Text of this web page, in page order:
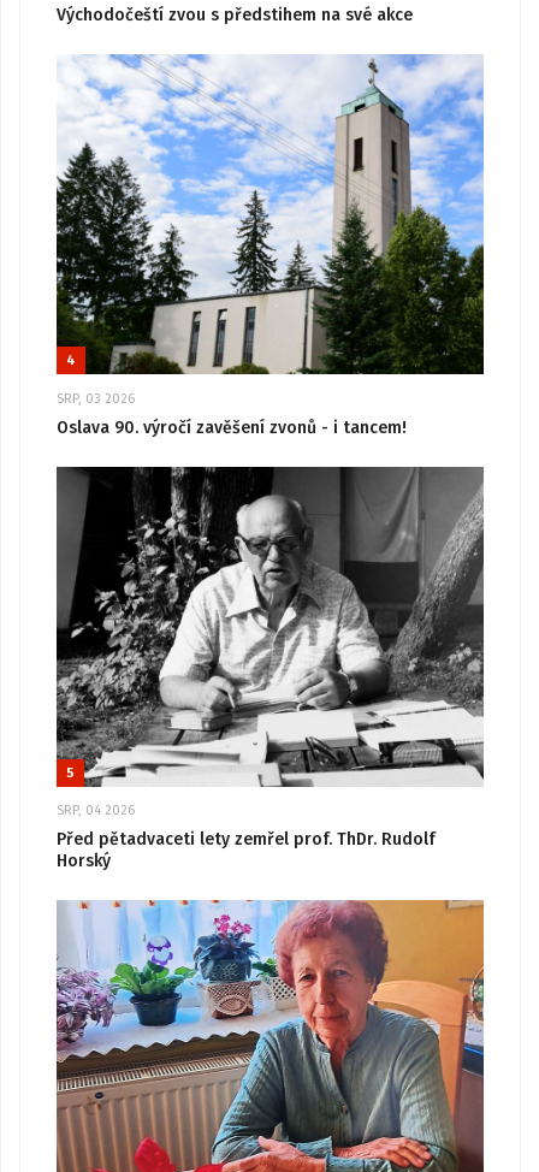
Východočeští zvou s předstihem na své akce
4
SRP, 03 2026
Oslava 90. výročí zavěšení zvonů - i tancem!
5
SRP, 04 2026
Před pětadvaceti lety zemřel prof. ThDr. Rudolf
Horský